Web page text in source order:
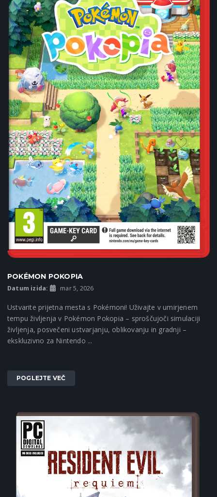
POKÉMON POKOPIA
Datum izida: mar 5, 2026
Ustvarite prijetna mesta s Pokémoni! Uživajte v umirjenem
tempu življenja v Pokémon Pokopia – sproščujoči simulaciji
življenja, posvečeni ustvarjanju, oblikovanju in gradnji –
ekskluzivno za Nintendo ...
POGLEJTE VEČ